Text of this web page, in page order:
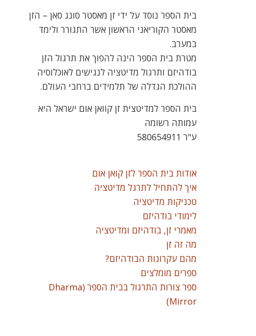
בית הספר נוסד על ידי זן מאסטר סונג סאן – הזן
מאסטר הקוריאני הראשון אשר התגורר ולימד
במערב.
מטרת בית הספר הינה להפוך את תרגול הזן
בודהיזם ותרגול מדיטציה לנגישים לאוכלוסיה
ההולכת הגדלה של תלמידים ברחבי העולם.
בית הספר למדיטצית זן קוואן אום ישראל היא
עמותה רשומה
ע"ר 580654911
אודות בית הספר לזן קואן אום
איך להתחיל לתרגל מדיטציה
טכניקות מדיטציה
לימודי בודהיזם
מאמרי זן, בודהיזם ומדיטציה
מה זה זן
מהם עקרונות הבודהיזם?
ספרים מומלצים
ספר צורות התרגול בבית הספר (Dharma
Mirror)